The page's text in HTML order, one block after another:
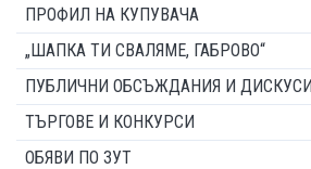
ПРОФИЛ НА КУПУВАЧА
„ШАПКА ТИ СВАЛЯМЕ, ГАБРОВО“
ПУБЛИЧНИ ОБСЪЖДАНИЯ И
ТЪРГОВЕ И КОНКУРСИ
ОБЯВИ ПО ЗУТ